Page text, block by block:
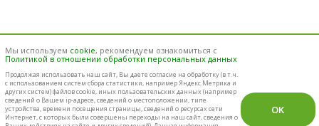
Мы используем cookie, рекомендуем ознакомиться с
Политикой в отношении обработки персональных данных
Продолжая использовать наш cайт, Вы даете согласие на обработку (в т.ч.
с использованием систем сбора статистики, например Яндекс.Метрика и
других систем) файлов cookie, иных пользовательских данных (например
сведений о Вашем ip-адресе, сведений о местоположении, типе
устройства, времени посещения страницы, сведений о ресурсах сети
Интернет, с которых были совершены переходы на наш сайт, сведения о
OK